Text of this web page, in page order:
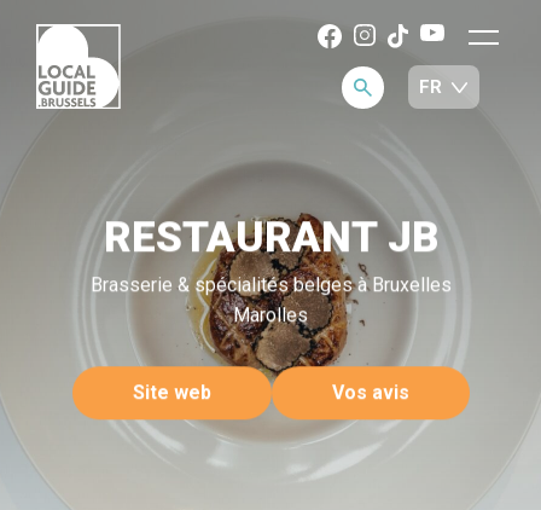
RESTAURANT JB
Brasserie & spécialités belges à Bruxelles
Marolles
Site web Vos avis